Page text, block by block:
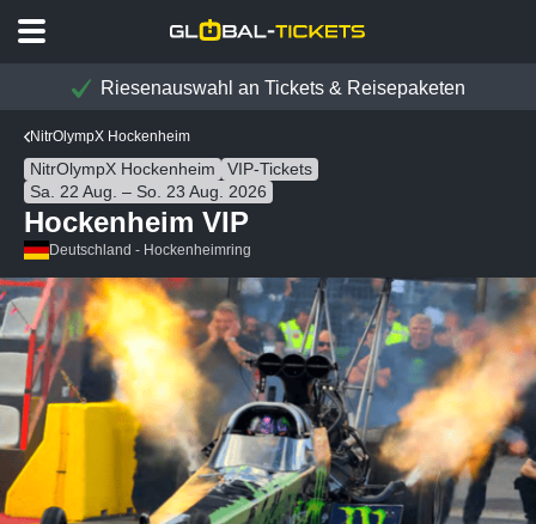
Riesenauswahl an Tickets & Reisepaketen
NitrOlympX Hockenheim
NitrOlympX Hockenheim
VIP-Tickets
Sa. 22 Aug. – So. 23 Aug. 2026
Hockenheim VIP
Deutschland - Hockenheimring